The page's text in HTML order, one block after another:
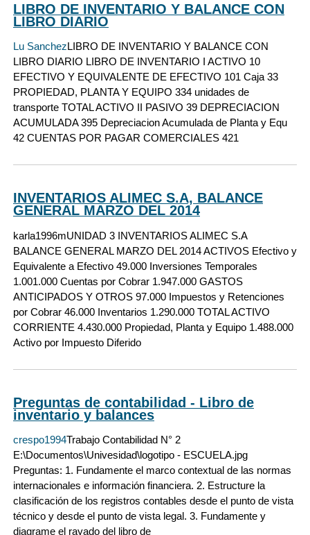
LIBRO DE INVENTARIO Y BALANCE CON
LIBRO DIARIO
Lu SanchezLIBRO DE INVENTARIO Y BALANCE CON
LIBRO DIARIO LIBRO DE INVENTARIO I ACTIVO 10
EFECTIVO Y EQUIVALENTE DE EFECTIVO 101 Caja 33
PROPIEDAD, PLANTA Y EQUIPO 334 unidades de
transporte TOTAL ACTIVO II PASIVO 39 DEPRECIACION
ACUMULADA 395 Depreciacion Acumulada de Planta y Equ
42 CUENTAS POR PAGAR COMERCIALES 421
INVENTARIOS ALIMEC S.A, BALANCE
GENERAL MARZO DEL 2014
karla1996mUNIDAD 3 INVENTARIOS ALIMEC S.A
BALANCE GENERAL MARZO DEL 2014 ACTIVOS Efectivo y
Equivalente a Efectivo 49.000 Inversiones Temporales
1.001.000 Cuentas por Cobrar 1.947.000 GASTOS
ANTICIPADOS Y OTROS 97.000 Impuestos y Retenciones
por Cobrar 46.000 Inventarios 1.290.000 TOTAL ACTIVO
CORRIENTE 4.430.000 Propiedad, Planta y Equipo 1.488.000
Activo por Impuesto Diferido
Preguntas de contabilidad - Libro de
inventario y balances
crespo1994Trabajo Contabilidad N° 2
E:\Documentos\Univesidad\logotipo - ESCUELA.jpg
Preguntas: 1. Fundamente el marco contextual de las normas
internacionales e información financiera. 2. Estructure la
clasificación de los registros contables desde el punto de vista
técnico y desde el punto de vista legal. 3. Fundamente y
diagrame el rayado del libro de